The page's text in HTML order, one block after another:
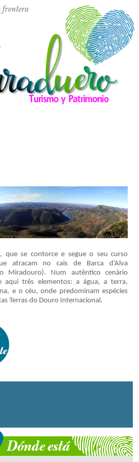
que se contorce e segue o seu curso
atracam no cais de Barca d’Alva
Miradouro). Num autêntico cenário
aqui três elementos: a água, a terra,
e o céu, onde predominam espécies
Terras do Douro Internacional.